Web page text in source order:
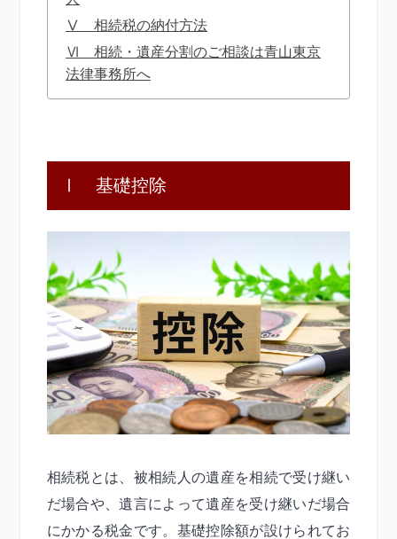
Ⅴ 相続税の納付方法
Ⅵ 相続・遺産分割のご相談は青山東京
法律事務所へ
Ⅰ 基礎控除
相続税とは、被相続人の遺産を相続で受け継い
だ場合や、遺言によって遺産を受け継いだ場合
にかかる税金です。基礎控除額が設けられてお